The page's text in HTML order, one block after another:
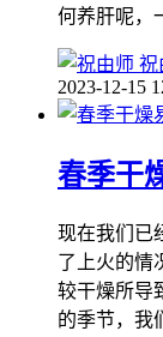
何养肝呢，
祝
2023-12-15
春季干
现在我们已
了上火的情
较干燥所导
的季节，我